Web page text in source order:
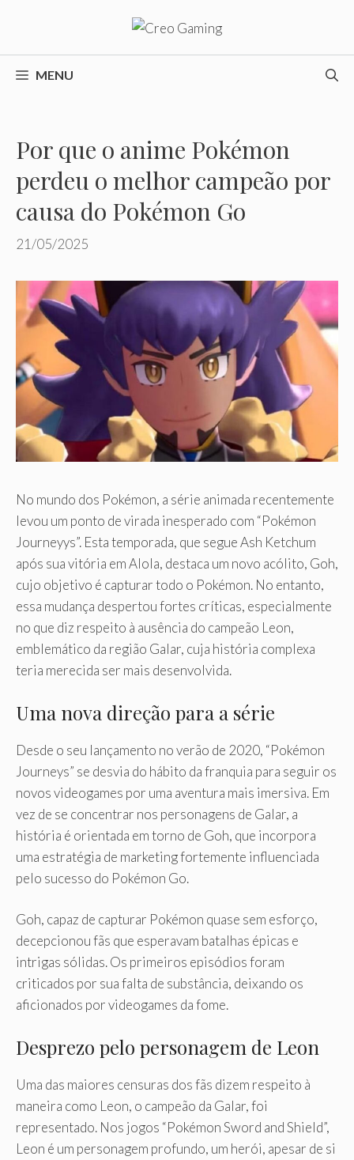
o
conteúdoMENU
Por que o anime Pokémon
perdeu o melhor campeão por
causa do Pokémon Go
21/05/2025
No mundo dos Pokémon, a série animada recentemente
levou um ponto de virada inesperado com “Pokémon
Journeyys”. Esta temporada, que segue Ash Ketchum
após sua vitória em Alola, destaca um novo acólito, Goh,
cujo objetivo é capturar todo o Pokémon. No entanto,
essa mudança despertou fortes críticas, especialmente
no que diz respeito à ausência do campeão Leon,
emblemático da região Galar, cuja história complexa
teria merecida ser mais desenvolvida.
Uma nova direção para a série
Desde o seu lançamento no verão de 2020, “Pokémon
Journeys” se desvia do hábito da franquia para seguir os
novos videogames por uma aventura mais imersiva. Em
vez de se concentrar nos personagens de Galar, a
história é orientada em torno de Goh, que incorpora
uma estratégia de marketing fortemente influenciada
pelo sucesso do Pokémon Go.
Goh, capaz de capturar Pokémon quase sem esforço,
decepcionou fãs que esperavam batalhas épicas e
intrigas sólidas. Os primeiros episódios foram
criticados por sua falta de substância, deixando os
aficionados por videogames da fome.
Desprezo pelo personagem de Leon
Uma das maiores censuras dos fãs dizem respeito à
maneira como Leon, o campeão da Galar, foi
representado. Nos jogos “Pokémon Sword and Shield”,
Leon é um personagem profundo, um herói, apesar de si